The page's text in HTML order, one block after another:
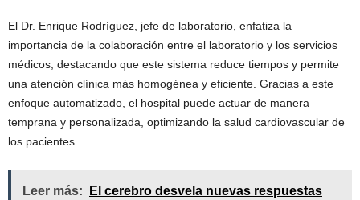
El Dr. Enrique Rodríguez, jefe de laboratorio, enfatiza la
importancia de la colaboración entre el laboratorio y los servicios
médicos, destacando que este sistema reduce tiempos y permite
una atención clínica más homogénea y eficiente. Gracias a este
enfoque automatizado, el hospital puede actuar de manera
temprana y personalizada, optimizando la salud cardiovascular de
los pacientes.
Leer más:
El cerebro desvela nuevas respuestas